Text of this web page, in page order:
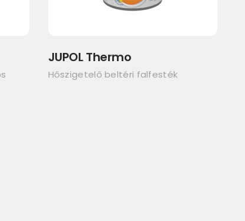
JUPOL Thermo
Hőszigetelő beltéri falfesték